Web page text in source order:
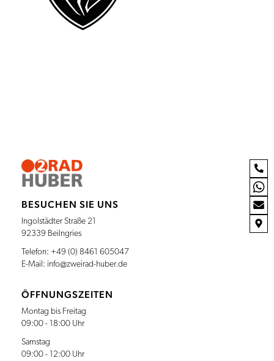
BESUCHEN SIE UNS
Ingolstädter Straße 21
92339 Beilngries
Telefon: +49 (0) 8461 605047
E-Mail: info@zweirad-huber.de
ÖFFNUNGSZEITEN
Montag bis Freitag
09:00 - 18:00 Uhr
Samstag
09:00 - 12:00 Uhr